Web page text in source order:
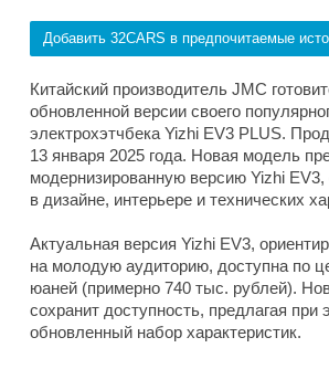
Добавить 32CARS в предпочитаемые
Китайский производитель JMC
обновленной версии своего
электрохэтчбека Yizhi EV3 PLUS.
13 января 2025 года. Новая модель
модернизированную версию Yizhi
в дизайне, интерьере и технических
Актуальная версия Yizhi EV3,
на молодую аудиторию, доступна по
юаней (примерно 740 тыс. рублей).
сохранит доступность, предлагая при
обновленный набор характеристик.